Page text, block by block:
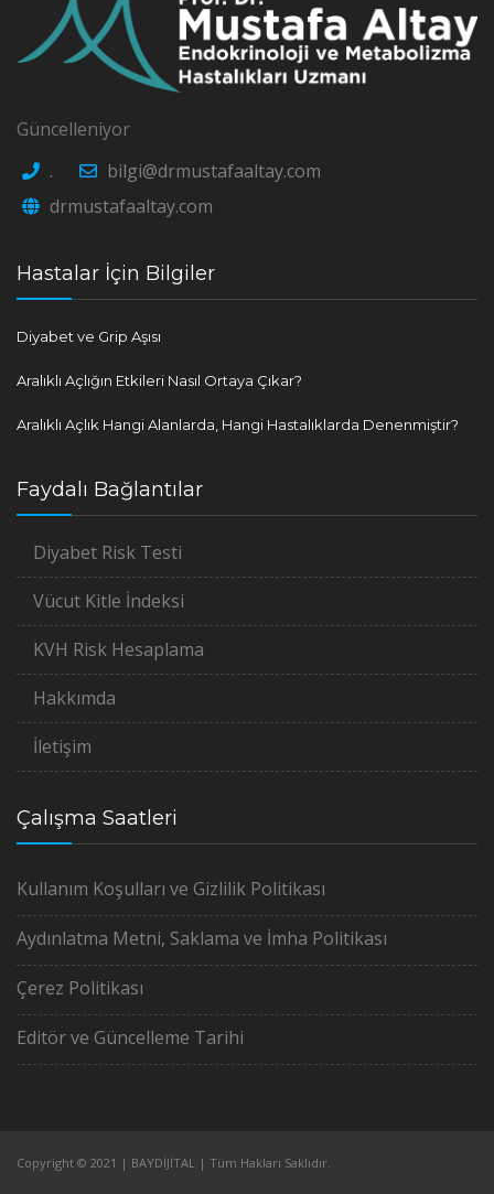
Güncelleniyor
.
bilgi@drmustafaaltay.com
drmustafaaltay.com
Hastalar İçin Bilgiler
Diyabet ve Grip Aşısı
Aralıklı Açlığın Etkileri Nasıl Ortaya Çıkar?
Aralıklı Açlık Hangi Alanlarda, Hangi Hastalıklarda Denenmiştir?
Faydalı Bağlantılar
Diyabet Risk Testi
Vücut Kitle İndeksi
KVH Risk Hesaplama
Hakkımda
İletişim
Çalışma Saatleri
Kullanım Koşulları ve Gizlilik Politikası
Aydınlatma Metni, Saklama ve İmha Politikası
Çerez Politikası
Editör ve Güncelleme Tarihi
Copyright © 2021 | BAYDİJİTAL | Tüm Hakları Saklıdır.